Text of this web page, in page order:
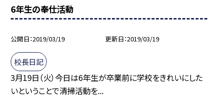
6年生の奉仕活動
公開日 2019/03/19 更新日 2019/03/19
校長日記
3月19日（火）今日は6年生が卒業前に学校をきれいにした
いということで清掃活動を...